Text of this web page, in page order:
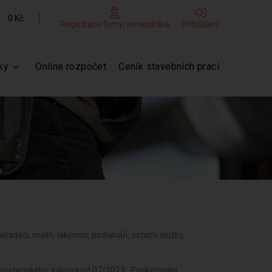
0 Kč
Registrace firmy/řemeslníka Přihlášení
Online rozpočet Ceník stavebních prací
malíři, lakýrníci, podlaháři, ostatní služby,